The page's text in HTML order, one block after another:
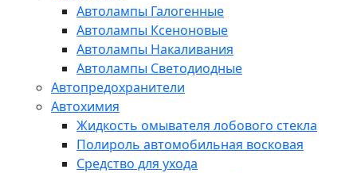
Автолампы Галогенные
Автолампы Ксеноновые
Автолампы Накаливания
Автолампы Светодиодные
Автопредохранители
Автохимия
Жидкость омывателя лобового стекла
Полироль автомобильная восковая
Средство для ухода